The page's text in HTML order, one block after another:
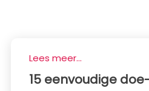
Lees meer...
15 eenvoudige